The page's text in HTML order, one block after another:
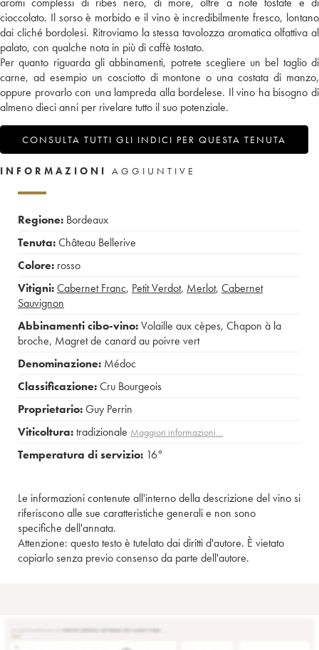
cioccolato. Il sorso è morbido e il vino è incredibilmente fresco, lontano
dai cliché bordolesi. Ritroviamo la stessa tavolozza aromatica olfattiva al
palato, con qualche nota in più di caffè tostato.
Per quanto riguarda gli abbinamenti, potrete scegliere un bel taglio di
carne, ad esempio un cosciotto di montone o una costata di manzo,
oppure provarlo con una lampreda alla bordelese. Il vino ha bisogno di
almeno dieci anni per rivelare tutto il suo potenziale.
CONSULTA TUTTI GLI INDICI PER QUESTA TENUTA
INFORMAZIONI AGGIUNTIVE
Regione: Bordeaux
Tenuta:Château Bellerive
Colore: rosso
Vitigni:Cabernet Franc, Petit Verdot, Merlot, Cabernet
Sauvignon
Abbinamenti cibo-vino:Volaille aux cèpes, Chapon à la
broche, Magret de canard au poivre vert
Denominazione: Médoc
Classificazione:Cru Bourgeois
Proprietario:Guy Perrin
Viticoltura:tradizionale Maggiori informazioni…
Temperatura di servizio: 16°
Le informazioni contenute all'interno della descrizione del vino si
riferiscono alle sue caratteristiche generali e non sono
specifiche dell'annata.
Attenzione: questo testo è tutelato dai diritti d'autore. È vietato
copiarlo senza previo consenso da parte dell'autore.